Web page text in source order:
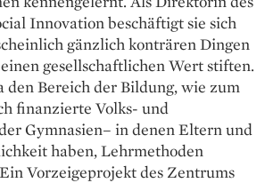
Innovation beschäftigt sie sich
gänzlich konträren Dingen
gesellschaftlichen Wert stiften.
den Bereich der Bildung, wie zum
­finanzierte Volks- und
Gymnasien– in denen Eltern und
­haben, Lehr­methoden
Vorzeige­projekt des Zentrums